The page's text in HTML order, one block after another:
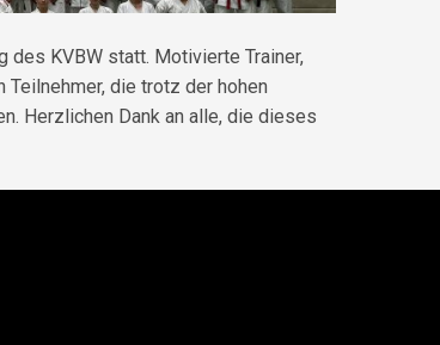
des KVBW statt. Motivierte Trainer,
Teilnehmer, die trotz der hohen
Herzlichen Dank an alle, die dieses